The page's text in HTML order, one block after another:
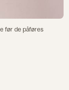
før de påføres